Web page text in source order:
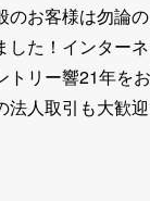
のお客様は勿論
した！インター
トリー響21年を
法人取引も大歓